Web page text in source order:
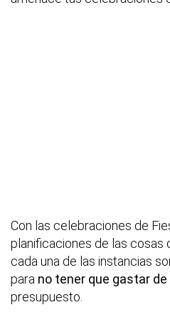
Con las celebraciones de
planificaciones de las cosas
cada una de las instancias
para no tener que gastar
presupuesto.